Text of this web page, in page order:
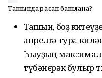
Ташҡындар ҡасан башлана?
Ташҡын, боҙ
апрелгә тура
Һыуҙың
түбәнерәк булыр